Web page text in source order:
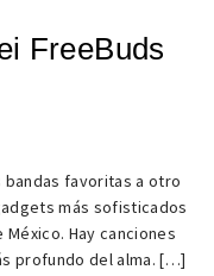
FreeBuds
favoritas a otro
más sofisticados
Hay canciones
profundo del alma. […]